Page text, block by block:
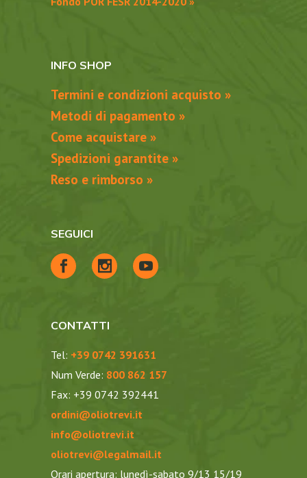
INFO SHOP
Termini e condizioni acquisto »
Metodi di pagamento »
Come acquistare »
Spedizioni garantite »
Reso e rimborso »
SEGUICI
CONTATTI
Tel: +39 0742 391631
Num Verde: 800 862 157
Fax: +39 0742 392441
ordini@oliotrevi.it
info@oliotrevi.it
oliotrevi@legalmail.it
Orari apertura: lunedì-sabato 9/13 15/19